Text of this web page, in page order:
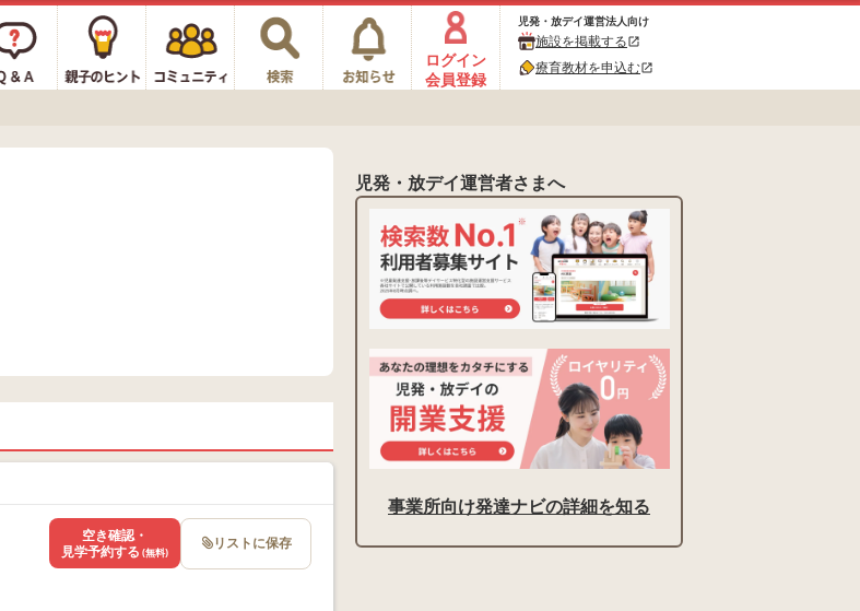
ログイン
会員登録
児発・放デイ運営法人向け
施設を掲載するopen_in_new
療育教材を申込むopen_in_new
空き確認・
見学予約する (無料) リストに保存
児発・放デイ運営者さまへ
事業所向け発達ナビの詳細を知る